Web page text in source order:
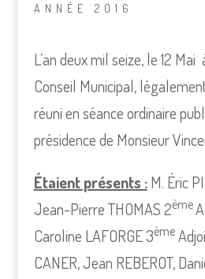
ANNÉE 2016
L’an deux mil seize, le 12 Mai
Conseil Municipal,
réuni en séance ordinaire
présidence de Monsieur
Étaient présents :M. Éric
Jean-Pierre THOMAS 2ème
Caroline LAFORGE 3ème
CANER, Jean REBEROT,